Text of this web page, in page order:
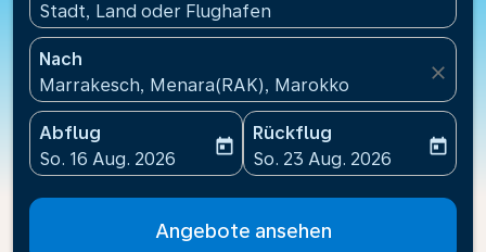
Stadt, Land oder Flughafen
Nach
Marrakesch, Menara(RAK), Marokko
close
Abflug
fc-booking-departure-date-aria-label
So. 16 Aug. 2026
today
Rückflug
fc-booking-return-date-
So. 23 Aug. 2026
today
Angebote ansehen